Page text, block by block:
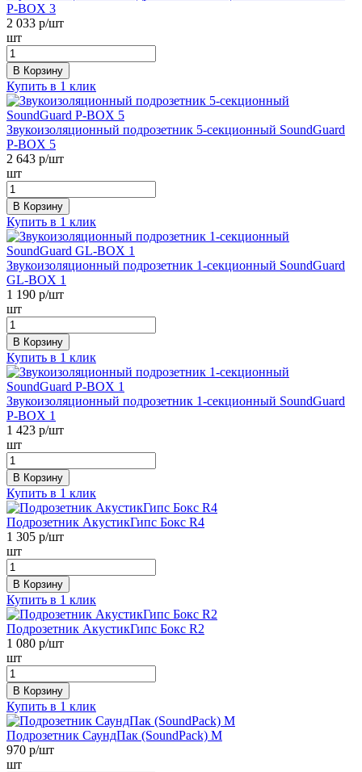
P-BOX 3
2 033 р/шт
шт
В Корзину
Купить в 1 клик
Звукоизоляционный подрозетник 5-секционный SoundGuard
P-BOX 5
2 643 р/шт
шт
В Корзину
Купить в 1 клик
Звукоизоляционный подрозетник 1-секционный SoundGuard
GL-BOX 1
1 190 р/шт
шт
В Корзину
Купить в 1 клик
Звукоизоляционный подрозетник 1-секционный SoundGuard
P-BOX 1
1 423 р/шт
шт
В Корзину
Купить в 1 клик
Подрозетник АкустикГипс Бокс R4
1 305 р/шт
шт
В Корзину
Купить в 1 клик
Подрозетник АкустикГипс Бокс R2
1 080 р/шт
шт
В Корзину
Купить в 1 клик
Подрозетник СаундПак (SoundPack) M
970 р/шт
шт